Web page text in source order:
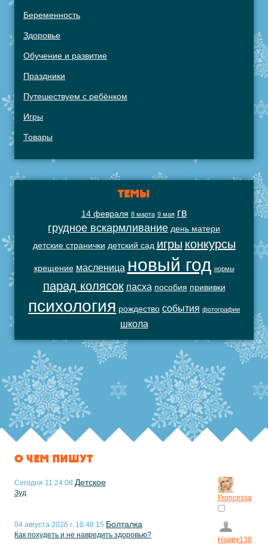
Беременность
Здоровье
Обучение и развитие
Праздники
Путешествуем с ребёнком
Игры
Товары
ТЕМЫ
14 февраля 8 марта 9 мая гв
грудное вскармливание день матери
детские странички детский сад игры конкурсы
крещение масленица новый год нормы
парад колясок пасха пособия прививки
психология рождество события фотографии
школа
О ЧЕМ ПИШУТ
Сегодня 11:24:08 Детское
Зуд
Froncessa
04 августа 2026 г. 10:48:15 Болталка
Как похудеть и не навредить здоровью?
Happy138